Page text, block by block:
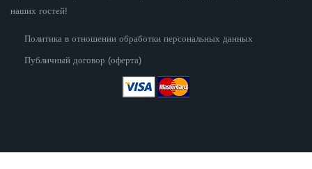
наших гостей!
Политика в отношении обработки персональных данных
Публичный договор (оферта)